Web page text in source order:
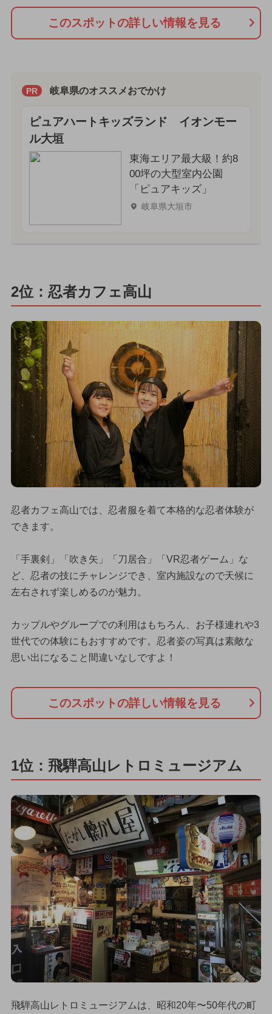
このスポットの詳しい情報を見る
PR 岐阜県のオススメおでかけ
ピュアハートキッズランド イオンモー
ル大垣
東海エリア最大級！約8
00坪の大型室内公園
「ピュアキッズ」
岐阜県大垣市
2位：忍者カフェ高山
忍者カフェ高山では、忍者服を着て本格的な忍者体験が
できます。
「手裏剣」「吹き矢」「刀居合」「VR忍者ゲーム」な
ど、忍者の技にチャレンジでき、室内施設なので天候に
左右されず楽しめるのが魅力。
カップルやグループでの利用はもちろん、お子様連れや3
世代での体験にもおすすめです。忍者姿の写真は素敵な
思い出になること間違いなしですよ！
このスポットの詳しい情報を見る
1位：飛騨高山レトロミュージアム
飛騨高山レトロミュージアムは、昭和20年〜50年代の町